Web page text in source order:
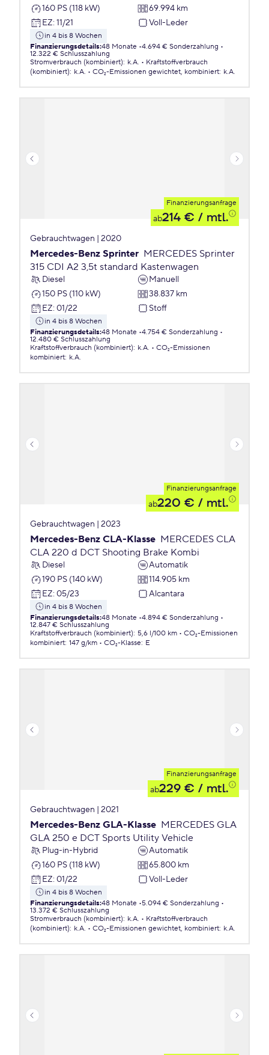
160 PS (118 kW)
69.994 km
EZ: 11/21 Voll-Leder
in 4 bis 8 Wochen
Finanzierungsdetails:48 Monate 4.694 € Sonderzahlung
12.322 € Schlusszahlung
Stromverbrauch (kombiniert): k.A.
Kraftstoffverbrauch
(kombiniert): k.A. CO₂-Emissionen gewichtet, kombiniert: k.A.
Finanzierungsanfrage
ab214 € / mtl.
Gebrauchtwagen | 2020
Mercedes-Benz Sprinter MERCEDES Sprinter
315 CDI A2 3,5t standard Kastenwagen
Diesel
Manuell
150 PS (110 kW)
38.837 km
EZ: 01/22 Stoff
in 4 bis 8 Wochen
Finanzierungsdetails:48 Monate 4.754 € Sonderzahlung
12.480 € Schlusszahlung
Kraftstoffverbrauch (kombiniert): k.A.
CO₂-Emissionen
kombiniert: k.A.
Finanzierungsanfrage
ab220 € / mtl.
Gebrauchtwagen | 2023
Mercedes-Benz CLA-Klasse MERCEDES CLA
CLA 220 d DCT Shooting Brake Kombi
Diesel
Automatik
190 PS (140 kW)
114.905 km
EZ: 05/23 Alcantara
in 4 bis 8 Wochen
Finanzierungsdetails:48 Monate 4.894 € Sonderzahlung
12.847 € Schlusszahlung
Kraftstoffverbrauch (kombiniert): 5,6 l/100 km
CO₂-Emissionen
kombiniert: 147 g/km CO₂-Klasse: E
Finanzierungsanfrage
ab229 € / mtl.
Gebrauchtwagen | 2021
Mercedes-Benz GLA-Klasse MERCEDES GLA
GLA 250 e DCT Sports Utility Vehicle
Plug-in-Hybrid
Automatik
160 PS (118 kW)
65.800 km
EZ: 01/22 Voll-Leder
in 4 bis 8 Wochen
Finanzierungsdetails:48 Monate 5.094 € Sonderzahlung
13.372 € Schlusszahlung
Stromverbrauch (kombiniert): k.A.
Kraftstoffverbrauch
(kombiniert): k.A. CO₂-Emissionen gewichtet, kombiniert: k.A.